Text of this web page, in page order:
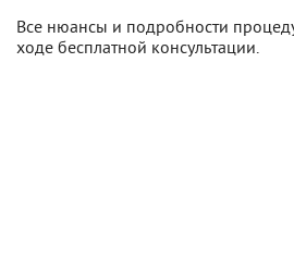
Все нюансы и подробности
ходе бесплатной консультации.